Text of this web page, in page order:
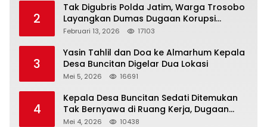
2
Tak Digubris Polda Jatim, Warga Trosobo
Layangkan Dumas Dugaan Korupsi
Oknum DPRD Sidoarjo ke Kapolri
Februari 13, 2026 17103
3
Yasin Tahlil dan Doa ke Almarhum Kepala
Desa Buncitan Digelar Dua Lokasi
Mei 5, 2026 16691
4
Kepala Desa Buncitan Sedati Ditemukan
Tak Bernyawa di Ruang Kerja, Dugaan
Bunuh Diri Menguat
Mei 4, 2026 10438